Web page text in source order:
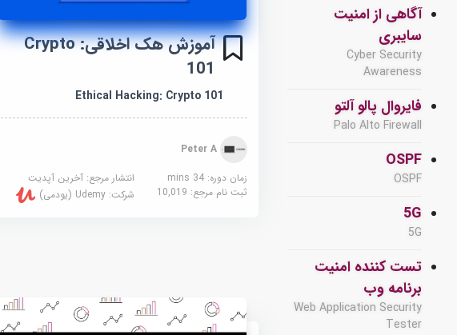
آگاهی از امنیت
سایبری
Cyber Security
Awareness
فایروال پالو آلتو
Palo Alto Firewall
OSPF
OSPF
5G
5G
تست کننده امنیت
برنامه وب
Web Application Security
Tester
آموزش هک اخلاقی: Crypto
101
Ethical Hacking: Crypto 101
زمان دوره: 34 mins
انتشار مرجع: آخرین آپدیت
ثبت نام مرجع: 10,019 شرکت: Udemy (یودمی)